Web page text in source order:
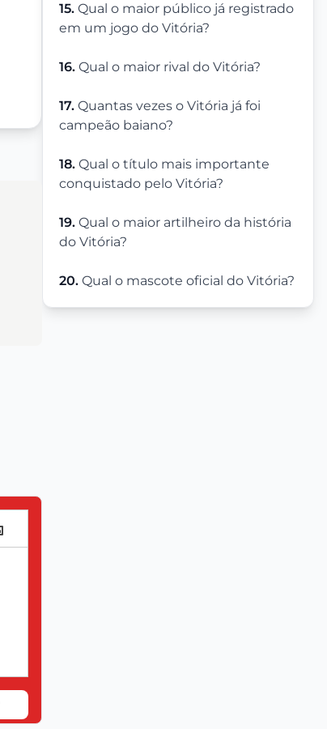
15. Qual o maior público já registrado
em um jogo do Vitória?
16. Qual o maior rival do Vitória?
17. Quantas vezes o Vitória já foi
campeão baiano?
18. Qual o título mais importante
conquistado pelo Vitória?
19. Qual o maior artilheiro da história
do Vitória?
20. Qual o mascote oficial do Vitória?